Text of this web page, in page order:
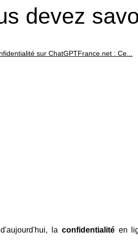
devez
sur ChatGPTFrance.net : Ce...
la confidentialitéen